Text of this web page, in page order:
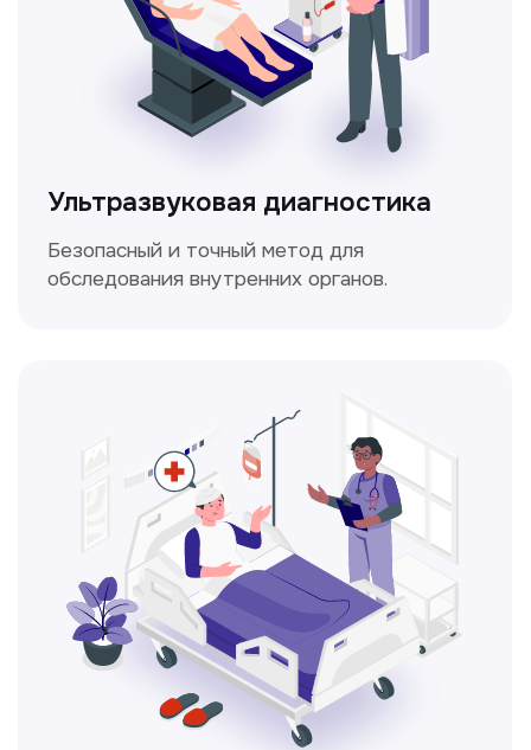
Консультация врачей
Это диагностика, рекомендации
Электрокардиография